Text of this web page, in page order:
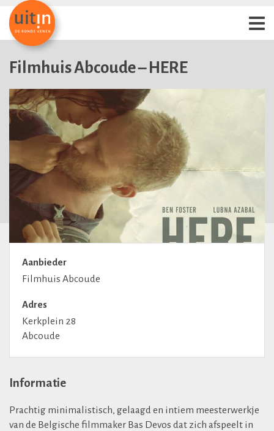
Filmhuis Abcoude – HERE
Aanbieder
Filmhuis Abcoude
Adres
Kerkplein 28
Abcoude
Informatie
Prachtig minimalistisch, gelaagd en intiem meesterwerkje
van de Belgische filmmaker Bas Devos dat zich afspeelt in